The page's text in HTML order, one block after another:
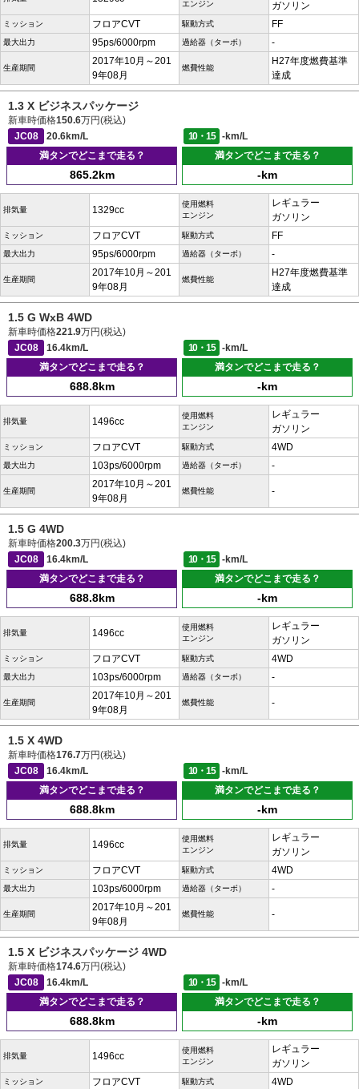
エンジン ガソリン
ミッション フロアCVT 駆動方式 FF
最大出力 95ps/6000rpm 過給器（ターボ） -
生産期間
2017年10月～201
9年08月
燃費性能
H27年度燃費基準
達成
1.3 X ビジネスパッケージ
新車時価格150.6万円(税込)
JC08
20.6km/L 10・15
-km/L
満タンでどこまで走る？
865.2km
満タンでどこまで走る？
-km
排気量 1329cc
使用燃料
エンジン
レギュラー
ガソリン
ミッション フロアCVT 駆動方式 FF
最大出力 95ps/6000rpm 過給器（ターボ） -
生産期間
2017年10月～201
9年08月
燃費性能
H27年度燃費基準
達成
1.5 G WxB 4WD
新車時価格221.9万円(税込)
JC08
16.4km/L 10・15
-km/L
満タンでどこまで走る？
688.8km
満タンでどこまで走る？
-km
排気量 1496cc
使用燃料
エンジン
レギュラー
ガソリン
ミッション フロアCVT 駆動方式 4WD
最大出力 103ps/6000rpm 過給器（ターボ） -
生産期間
2017年10月～201
9年08月
燃費性能 -
1.5 G 4WD
新車時価格200.3万円(税込)
JC08
16.4km/L 10・15
-km/L
満タンでどこまで走る？
688.8km
満タンでどこまで走る？
-km
排気量 1496cc
使用燃料
エンジン
レギュラー
ガソリン
ミッション フロアCVT 駆動方式 4WD
最大出力 103ps/6000rpm 過給器（ターボ） -
生産期間
2017年10月～201
9年08月
燃費性能 -
1.5 X 4WD
新車時価格176.7万円(税込)
JC08
16.4km/L 10・15
-km/L
満タンでどこまで走る？
688.8km
満タンでどこまで走る？
-km
排気量 1496cc
使用燃料
エンジン
レギュラー
ガソリン
ミッション フロアCVT 駆動方式 4WD
最大出力 103ps/6000rpm 過給器（ターボ） -
生産期間
2017年10月～201
9年08月
燃費性能 -
1.5 X ビジネスパッケージ 4WD
新車時価格174.6万円(税込)
JC08
16.4km/L 10・15
-km/L
満タンでどこまで走る？
688.8km
満タンでどこまで走る？
-km
排気量 1496cc
使用燃料
エンジン
レギュラー
ガソリン
ミッション フロアCVT 駆動方式 4WD